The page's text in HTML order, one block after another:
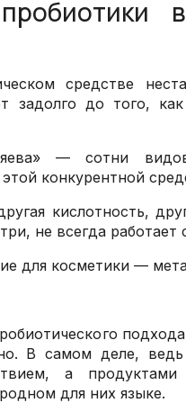
средстве
задолго до того,
— сотни
конкурентной
кислотность,
не всегда работает
для косметики —
В самом деле, ведь
а продуктами
для них языке.